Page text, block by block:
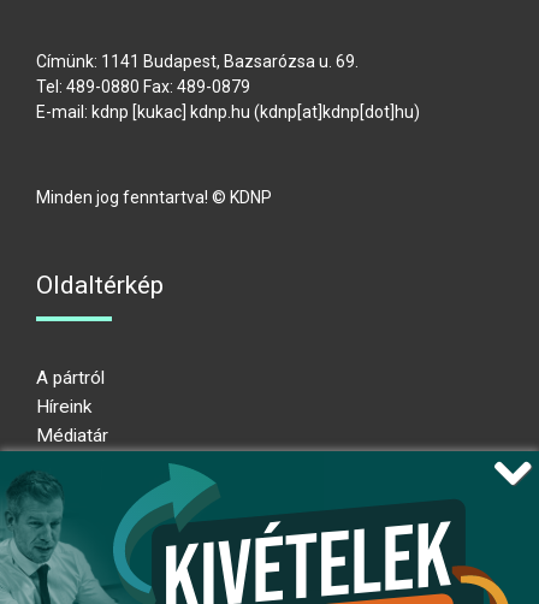
Címünk: 1141 Budapest, Bazsarózsa u. 69.
Tel: 489-0880 Fax: 489-0879
E-mail: kdnp [kukac] kdnp hu (kdnp[at]kdnp[dot]hu)
Minden jog fenntartva! © KDNP
Oldaltérkép
A pártról
Híreink
Médiatár
Adatkezelési nyilatkozat
Átláthatósági nyilatkozat
Ugrás az oldal tetejére